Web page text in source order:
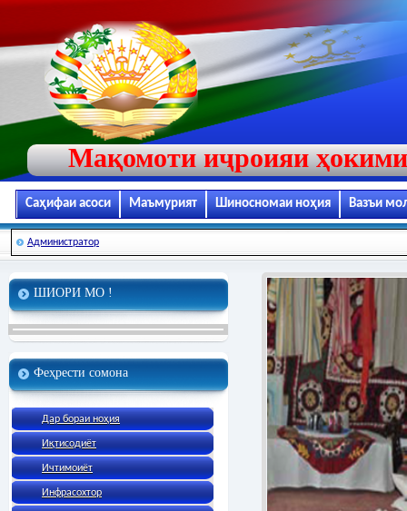
Мақомоти иҷроияи
Саҳифаи асоси Маъмурият Шиносномаи ноҳия Вазъи
Администратор
ШИОРИ МО !
Феҳрести сомона
Дар бораи ноҳия
Иқтисодиёт
Ичтимоиёт
Инфрасохтор